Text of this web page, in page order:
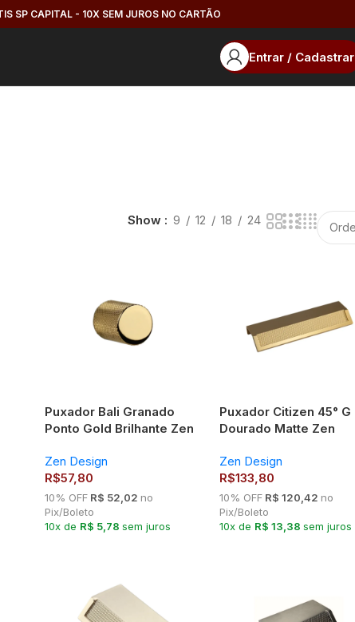
SP CAPITAL - 10X SEM JUROS NO CARTÃO
Entrar / Cadastrar
Show 9 12 18 24
Puxador Bali Granado
Ponto Gold Brilhante Zen
Zen Design
R$57,80
10% OFFR$ 52,02 no
Pix/Boleto
10x de R$ 5,78 sem juros
Puxador Citizen 45° G
Dourado Matte Zen
Zen Design
R$133,80
10% OFFR$ 120,42 no
Pix/Boleto
10x de R$ 13,38 sem juros